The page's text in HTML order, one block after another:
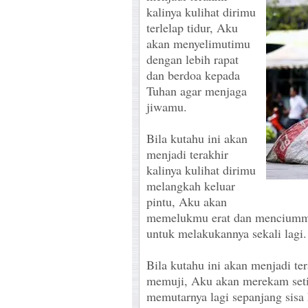
kalinya kulihat dirimu
terlelap tidur, Aku
akan menyelimutimu
dengan lebih rapat
dan berdoa kepada
Tuhan agar menjaga
jiwamu.
Bila kutahu ini akan
menjadi terakhir
kalinya kulihat dirimu
melangkah keluar
pintu, Aku akan
memelukmu erat dan
untuk melakukannya sekali lagi.
Bila kutahu ini akan menjadi
memuji, Aku akan merekam
memutarnya lagi sepanjang